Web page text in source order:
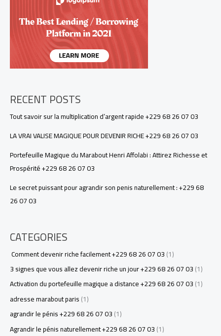
RECENT POSTS
Tout savoir sur la multiplication d’argent rapide +229 68 26 07 03
LA VRAI VALISE MAGIQUE POUR DEVENIR RICHE +229 68 26 07 03
Portefeuille Magique du Marabout Henri Affolabi : Attirez Richesse et
Prospérité +229 68 26 07 03
Le secret puissant pour agrandir son penis naturellement : +229 68
26 07 03
CATEGORIES
Comment devenir riche facilement +229 68 26 07 03(1)
3 signes que vous allez devenir riche un jour +229 68 26 07 03(1)
Activation du portefeuille magique a distance +229 68 26 07 03(1)
adresse marabout paris(1)
agrandir le pénis +229 68 26 07 03(1)
Agrandir le pénis naturellement +229 68 26 07 03(1)